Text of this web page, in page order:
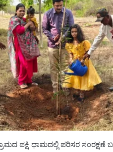
ಪಕ್ಷಿ ಧಾಮದಲ್ಲಿ ಪರಿಸರ ಸಂರಕ್ಷಣೆ